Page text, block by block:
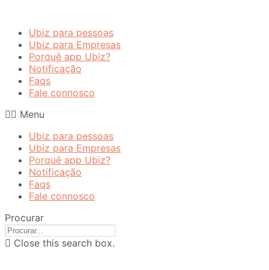
Ubiz para pessoas
Ubiz para Empresas
Porquê app Ubiz?
Notificação
Faqs
Fale connosco
Menu
Ubiz para pessoas
Ubiz para Empresas
Porquê app Ubiz?
Notificação
Faqs
Fale connosco
Procurar
Close this search box.